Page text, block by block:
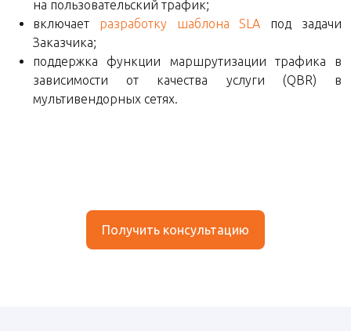
на пользовательский трафик;
включает разработку шаблона SLA под задачи
Заказчика;
поддержка функции маршрутизации трафика в
зависимости от качества услуги (QBR) в
мультивендорных сетях.
Получить консультацию